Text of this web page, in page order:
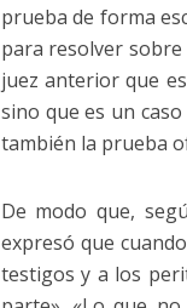
prueba de forma
para resolver sobre
juez anterior que
sino que es un
también la prueba
De modo que,
expresó que
testigos y a los